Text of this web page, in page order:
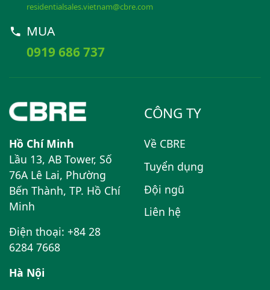
residentialsales.vietnam@cbre.com
MUA
0919 686 737
Hồ Chí Minh
Lầu 13, AB Tower, Số
76A Lê Lai, Phường
Bến Thành, TP. Hồ Chí
Minh
Điện thoại: +84 28
6284 7668
Hà Nội
CÔNG TY
Về CBRE
Tuyển dụng
Đội ngũ
Liên hệ